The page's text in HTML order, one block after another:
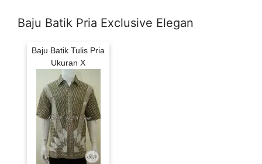
Baju Batik Pria Exclusive Elegan
Baju Batik Tulis Pria
Ukuran X